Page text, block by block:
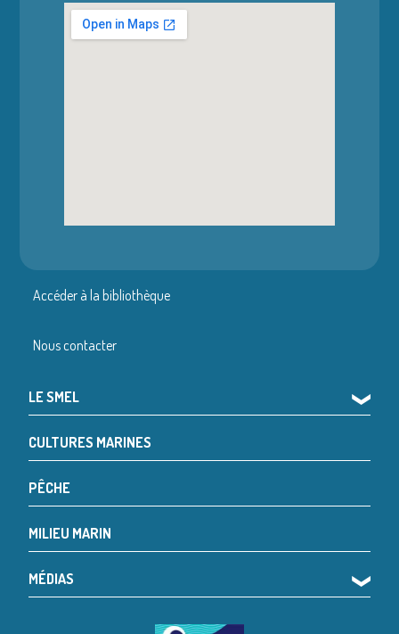
Accéder à la bibliothèque
Nous contacter
LE SMEL ❯
CULTURES MARINES
PÊCHE
MILIEU MARIN
MÉDIAS ❯